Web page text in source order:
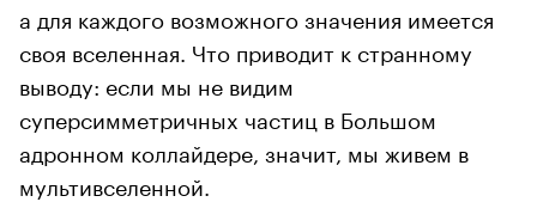
а для каждого возможного значения имеется
своя вселенная. Что приводит к странному
выводу: если мы не видим
суперсимметричных частиц в Большом
адронном коллайдере, значит, мы живем в
мультивселенной.